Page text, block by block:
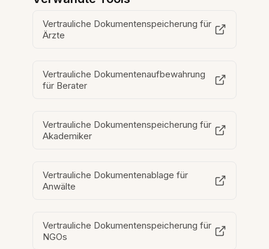
Vertrauliche Dokumentenspeicherung für
Ärzte
Vertrauliche Dokumentenaufbewahrung
für Berater
Vertrauliche Dokumentenspeicherung für
Akademiker
Vertrauliche Dokumentenablage für
Anwälte
Vertrauliche Dokumentenspeicherung für
NGOs